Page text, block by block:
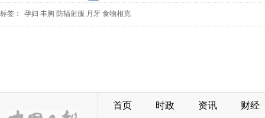
标签： 孕妇 丰胸 防辐射服 月牙 食物相克
首页 时政 资讯 财经